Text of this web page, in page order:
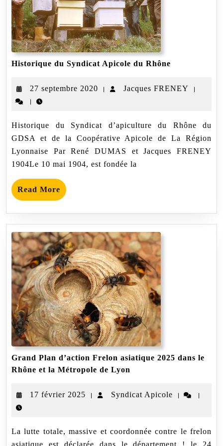
Historique du Syndicat Apicole du Rhône
Apicole
27 septembre 2020
27
| Jacques FRENEY
Jacques
|
|
Historique du Syndicat d’apiculture du Rhône du
GDSA et de la Coopérative Apicole de La Région
Lyonnaise Par René DUMAS et Jacques FRENEY
1904Le 10 mai 1904, est fondée la
Read More Read
More
Grand Plan d’action Frelon asiatique 2025 dans le
Rhône et la Métropole de Lyon
Frelon
le
Rhône
17 février 2025
17
| Syndicat Apicole
Syndicat
| |
La lutte totale, massive et coordonnée contre le frelon
asiatique est déclarée dans le département ! le 24